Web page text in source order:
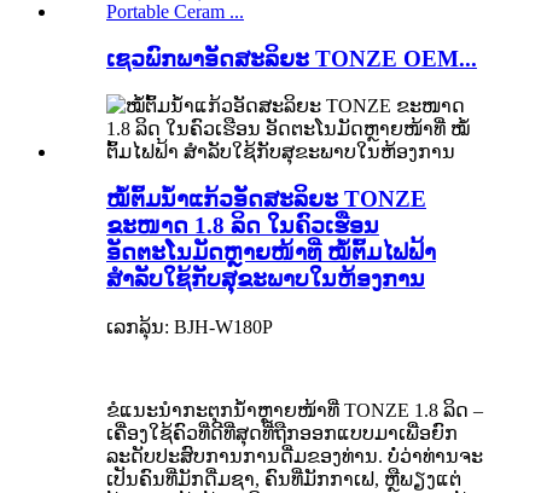
ເຊວພົກພາອັດສະລິຍະ TONZE OEM...
ໝໍ້ຕົ້ມນ້ຳແກ້ວອັດສະລິຍະ TONZE
ຂະໜາດ 1.8 ລິດ ໃນຄົວເຮືອນ
ອັດຕະໂນມັດຫຼາຍໜ້າທີ່ ໝໍ້ຕົ້ມໄຟຟ້າ
ສຳລັບໃຊ້ກັບສຸຂະພາບໃນຫ້ອງການ
ເລກລຸ້ນ: BJH-W180P
ຂໍແນະນຳກະຕຸກນ້ຳຫຼາຍໜ້າທີ່ TONZE 1.8 ລິດ –
ເຄື່ອງໃຊ້ຄົວທີ່ດີທີ່ສຸດທີ່ຖືກອອກແບບມາເພື່ອຍົກ
ລະດັບປະສົບການການດື່ມຂອງທ່ານ. ບໍ່ວ່າທ່ານຈະ
ເປັນຄົນທີ່ມັກດື່ມຊາ, ຄົນທີ່ມັກກາເຟ, ຫຼືພຽງແຕ່